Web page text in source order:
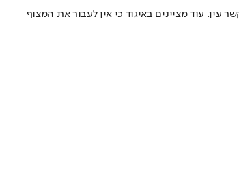
עוד מציינים באיגוד כי אין לעבור את המצוף